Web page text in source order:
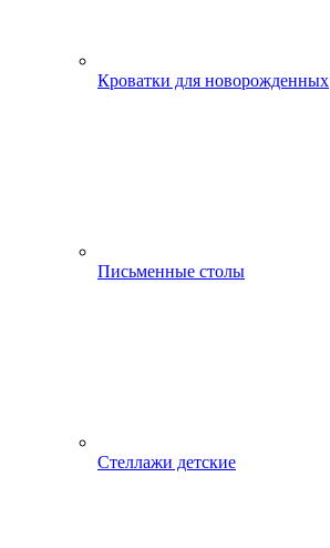
Кроватки для новорожденных
Письменные столы
Стеллажи детские